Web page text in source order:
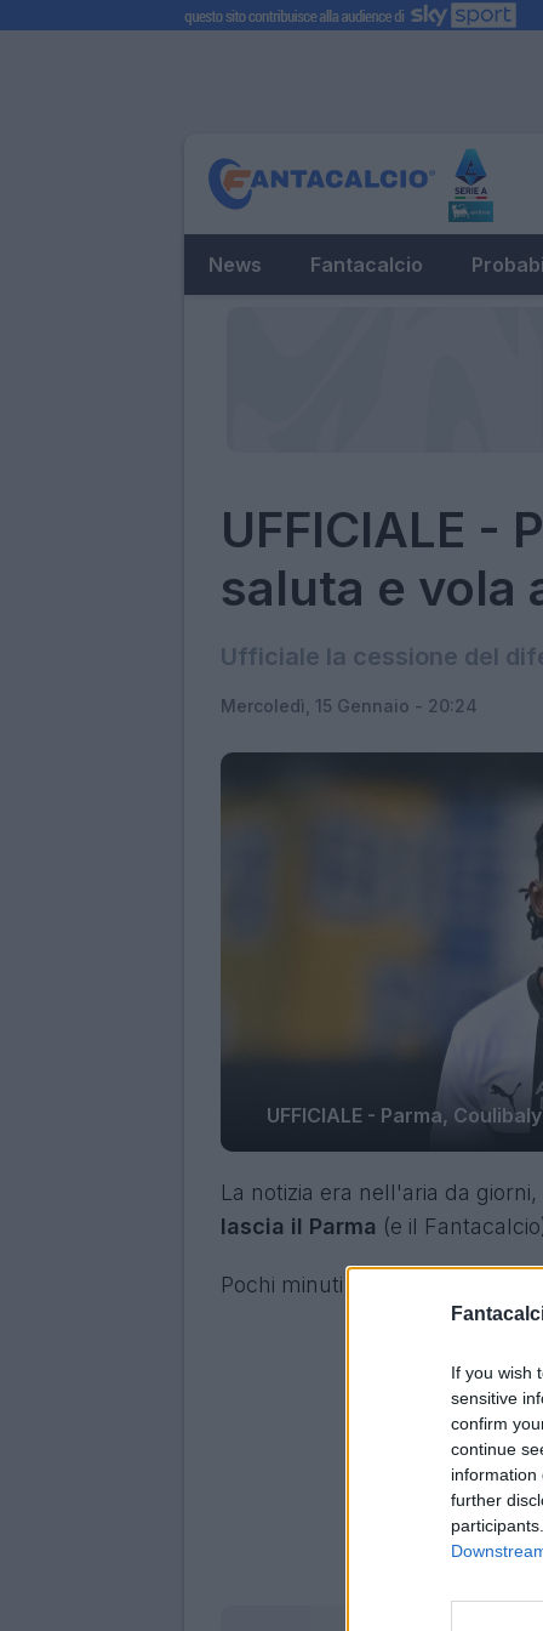
If you wish
sensitive
confirm
continue
information
further
News Fantacalcio
UFFICIALE -
saluta e vola
Ufficiale la cessione del
Mercoledì, 15 Gennaio - 20:24
UFFICIALE - Parma,
La notizia era nell'aria da
lascia il Parma (e il
Pochi minuti fa è arrivata la